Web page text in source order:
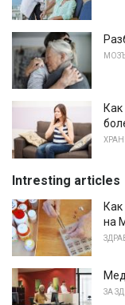
Intresting articles
на
ЗА